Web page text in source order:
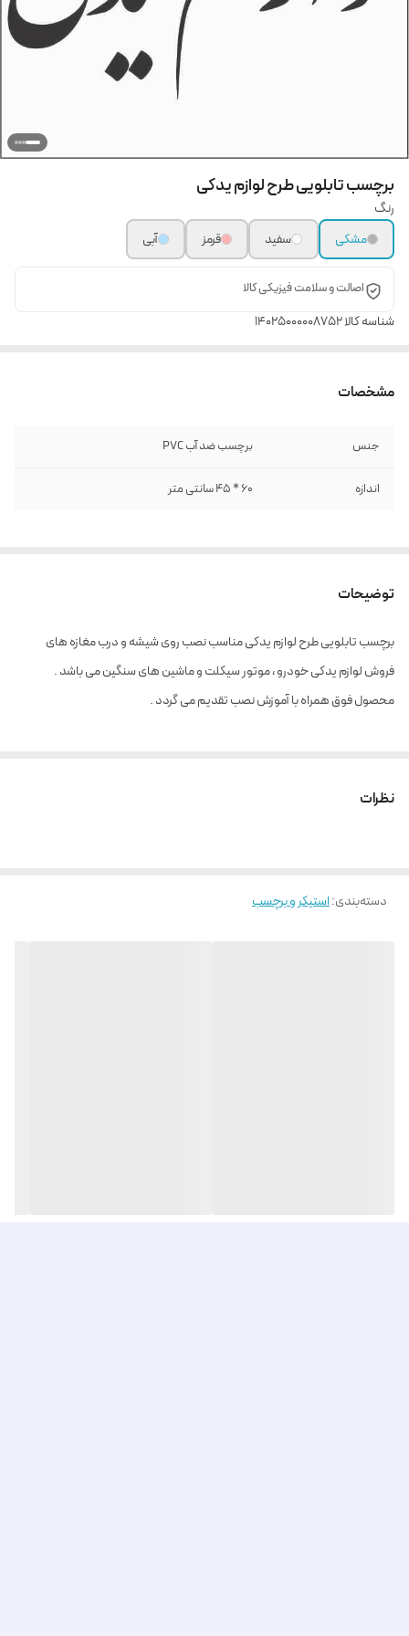
برچسب تابلویی طرح لوازم یدکی
رنگ
مشکی
سفید قرمز آبی
اصالت و سلامت فیزیکی کالا
شناسه کالا14025000008752
مشخصات
جنس برچسب ضد آب PVC
اندازه 60 * 45 سانتی متر
توضیحات
برچسب تابلویی طرح لوازم یدکی مناسب نصب روی شیشه و درب مغازه های
فروش لوازم یدکی خودرو ، موتور سیکلت و ماشین های سنگین می باشد .
محصول فوق همراه با آموزش نصب تقدیم می گردد .
نظرات
دسته‌بندی:استیکر و برچسب